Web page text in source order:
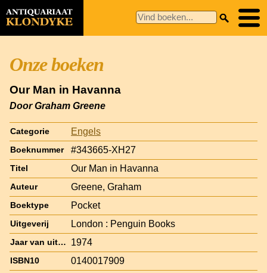
Onze boeken
Our Man in Havanna
Door Graham Greene
Categorie Engels
Boeknummer #343665-XH27
Titel Our Man in Havanna
Auteur Greene, Graham
Boektype Pocket
Uitgeverij London : Penguin Books
Jaar van uitgave 1974
ISBN10 0140017909